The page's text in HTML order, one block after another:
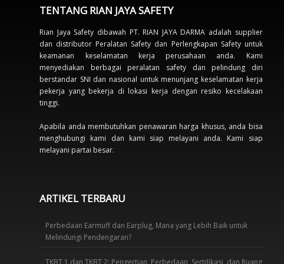
TENTANG RIAN JAYA SAFETY
Rian Jaya Safety dibawah PT. RIAN JAYA DARMA adalah supplier
dan distributor Peralatan Safety dan Perlengkapan Safety untuk
keamanan keselamatan kerja perusahaan anda. Kami
menyediakan berbagai peralatan safety dan pelindung diri
berstandar SNI dan nasional untuk menunjang keselamatan kerja
pekerja yang bekerja di lokasi kerja dengan resiko kecelakaan
tinggi.
Apabila anda membutuhkan penawaran harga khusus, anda bisa
menghubungi kami dan kami siap melayani anda. Kami siap
melayani partai besar.
ARTIKEL TERBARU
Perbedaan Earmuff dan Earplug, Mana yang Lebih Baik untuk
Melindungi Pendengaran?
TKBT 1 dan TKBT 2: Pengertian, Perbedaan, Sertifikasi, dan Ruang